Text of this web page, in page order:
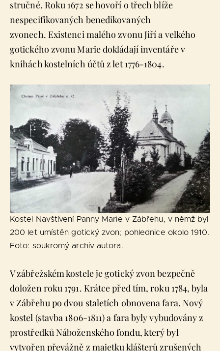
stručné. Roku 1672 se hovoří o třech blíže
nespecifikovaných benedikovaných
zvonech. Existenci malého zvonu Jiří a velkého
gotického zvonu Marie dokládají inventáře v
knihách kostelních účtů z let 1776-1804.
Kostel Navštívení Panny Marie v Zábřehu, v němž byl
200 let umístěn gotický zvon; pohlednice okolo 1910.
Foto: soukromý archiv autora.
V zábřežském kostele je gotický zvon bezpečně
doložen roku 1791. Krátce před tím, roku 1784, byla
v Zábřehu po dvou staletích obnovena fara. Nový
kostel (stavba 1806-1811) a fara byly vybudovány z
prostředků Náboženského fondu, který byl
vytvořen převážně z majetku klášterů zrušených